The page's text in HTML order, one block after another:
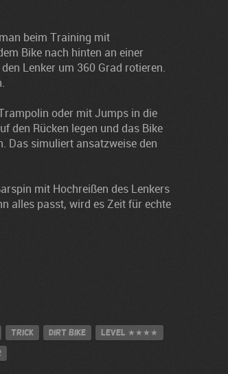
beim Training mit
Bike nach hinten an einer
Lenker um 360 Grad rotieren.
oder mit Jumps in die
den Rücken legen und das Bike
Das simuliert ansatzweise den
mit Hochreißen des Lenkers
alles passt, wird es Zeit für echte
Trick Dirt Bike Level ★★★★